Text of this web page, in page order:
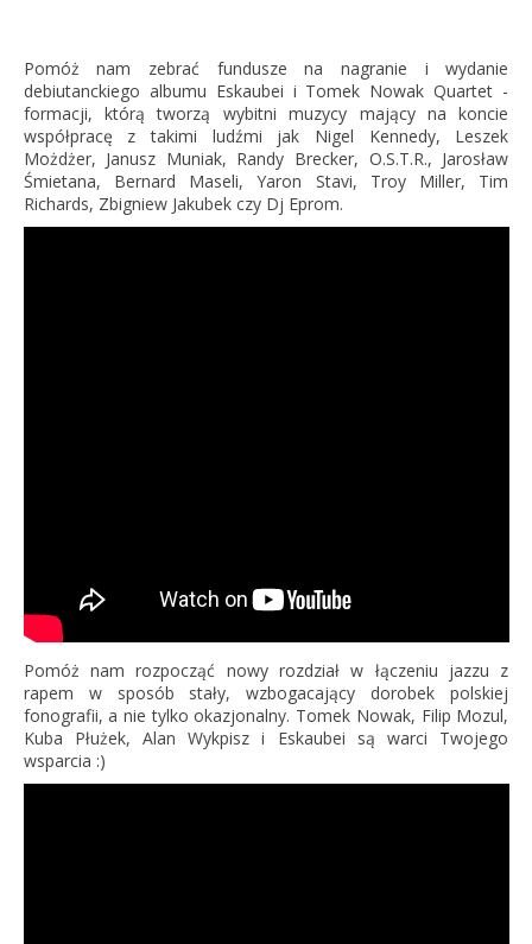
Pomóż nam zebrać fundusze na nagranie i wydanie
debiutanckiego albumu Eskaubei i Tomek Nowak Quartet -
formacji, którą tworzą wybitni muzycy mający na koncie
współpracę z takimi ludźmi jak Nigel Kennedy, Leszek
Możdżer, Janusz Muniak, Randy Brecker, O.S.T.R., Jarosław
Śmietana, Bernard Maseli, Yaron Stavi, Troy Miller, Tim
Richards, Zbigniew Jakubek czy Dj Eprom.
Pomóż nam rozpocząć nowy rozdział w łączeniu jazzu z
rapem w sposób stały, wzbogacający dorobek polskiej
fonografii, a nie tylko okazjonalny. Tomek Nowak, Filip Mozul,
Kuba Płużek, Alan Wykpisz i Eskaubei są warci Twojego
wsparcia :)